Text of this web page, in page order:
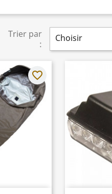
Trier par
:
Choisir
favorite_border